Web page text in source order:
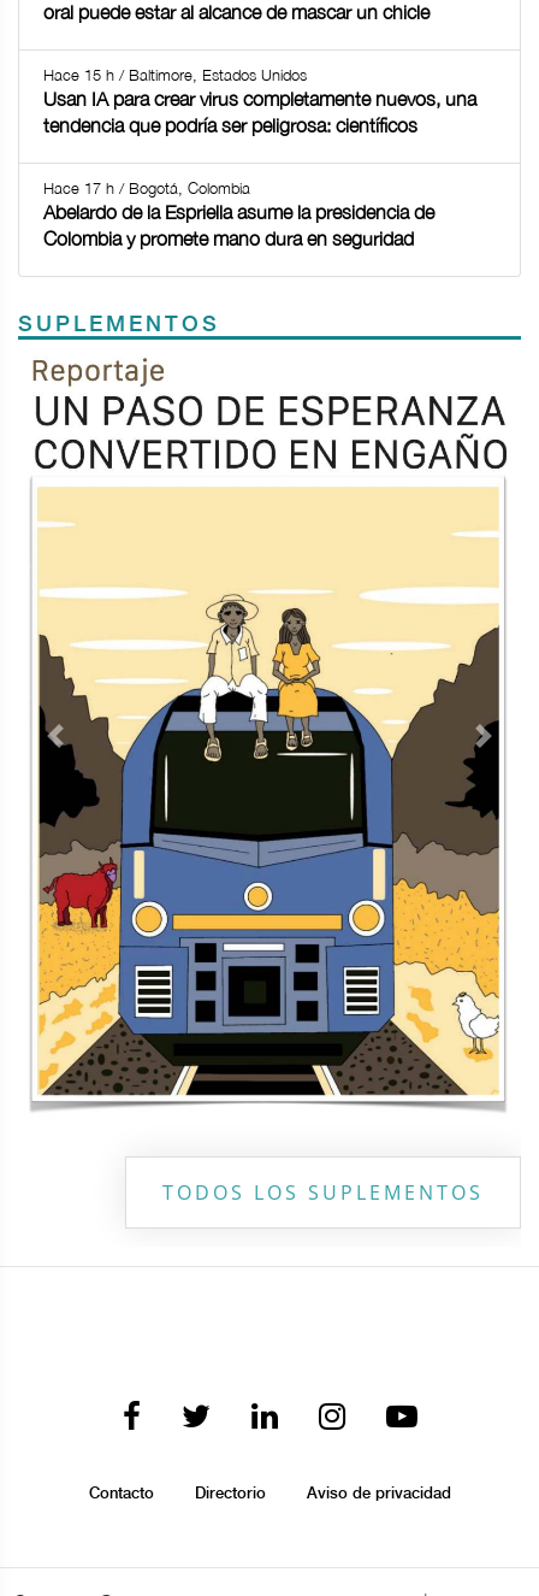
oral puede estar al alcance de mascar un chicle
Hace 15 h / Baltimore, Estados Unidos
Usan IA para crear virus completamente nuevos, una
tendencia que podría ser peligrosa: científicos
Hace 17 h / Bogotá, Colombia
Abelardo de la Espriella asume la presidencia de
Colombia y promete mano dura en seguridad
SUPLEMENTOS
Previous Next
TODOS LOS SUPLEMENTOS
Contacto Directorio Aviso de privacidad